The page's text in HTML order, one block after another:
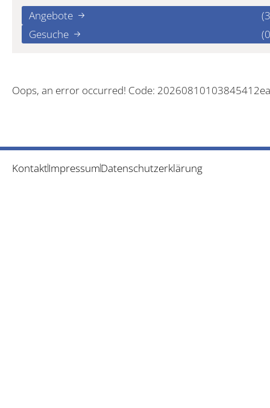
Angebote
Gesuche
Oops, an error occurred! Code:
KontaktImpressumDatenschutzerklärung